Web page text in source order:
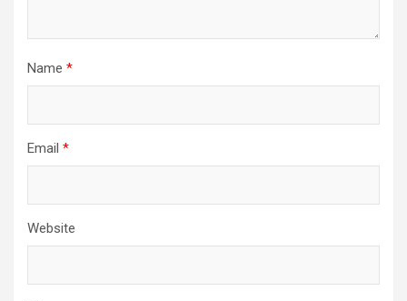
Name *
Email *
Website